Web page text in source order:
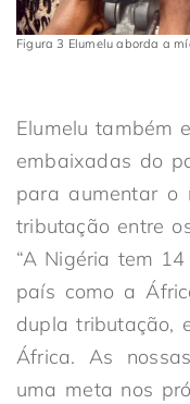
Figura 3 Elumelu aborda a
Elumelu também
embaixadas do
para aumentar o
tributação entre
“A Nigéria tem
país como a
dupla tributação,
África. As
uma meta nos